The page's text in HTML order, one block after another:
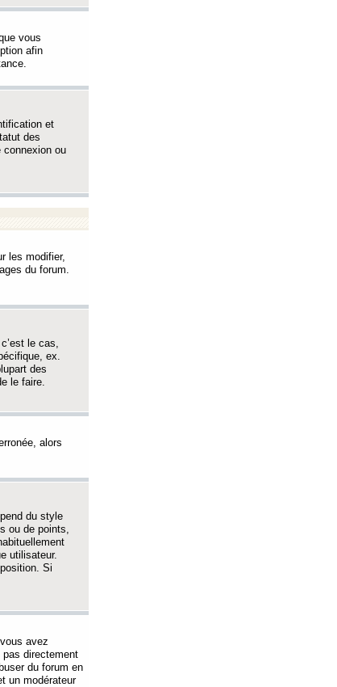
vous
afin
et
des
ou
les modifier,
du forum.
le cas,
ex.
des
le faire.
alors
du style
ou de points,
utilisateur.
Si
avez
directement
du forum en
un modérateur